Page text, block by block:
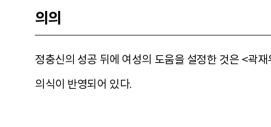
의의
정충신의 성공 뒤에 여성의 도움을 설정한 것은 <곽
의식이 반영되어 있다.